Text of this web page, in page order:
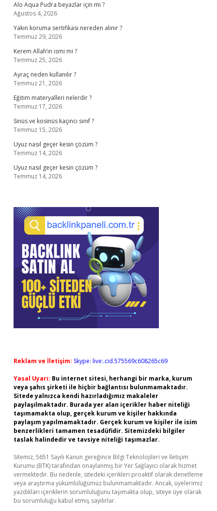
Alo Aqua Pudra beyazlar için mi ?
Ağustos 4, 2026
Yakın koruma sertifikası nereden alınır ?
Temmuz 29, 2026
Kerem Allah’ın ismi mi ?
Temmuz 25, 2026
Ayraç neden kullanılır ?
Temmuz 21, 2026
Eğitim materyalleri nelerdir ?
Temmuz 17, 2026
Sinüs ve kosinüs kaçıncı sınıf ?
Temmuz 15, 2026
Uyuz nasıl geçer kesin çözüm ?
Temmuz 14, 2026
Uyuz nasıl geçer kesin çözüm ?
Temmuz 14, 2026
Reklam ve İletişim: Skype: live:.cid.575569c608265c69
Yasal Uyarı: Bu internet sitesi, herhangi bir marka, kurum
veya şahıs şirketi ile hiçbir bağlantısı bulunmamaktadır.
Sitede yalnızca kendi hazırladığımız makaleler
paylaşılmaktadır. Burada yer alan içerikler haber niteliği
taşımamakta olup, gerçek kurum ve kişiler hakkında
paylaşım yapılmamaktadır. Gerçek kurum ve kişiler ile isim
benzerlikleri tamamen tesadüfidir. Sitemizdeki bilgiler
taslak halindedir ve tavsiye niteliği taşımazlar.
Sitemiz, 5651 Sayılı Kanun gereğince Bilgi Teknolojileri ve İletişim
Kurumu (BTK) tarafından onaylanmış bir Yer Sağlayıcı olarak hizmet
vermektedir. Bu nedenle, sitedeki içerikleri proaktif olarak denetleme
veya araştırma yükümlülüğümüz bulunmamaktadır. Ancak, üyelerimiz
yazdıkları içeriklerin sorumluluğunu taşımakta olup, siteye üye olarak
bu sorumluluğu kabul etmiş sayılırlar.